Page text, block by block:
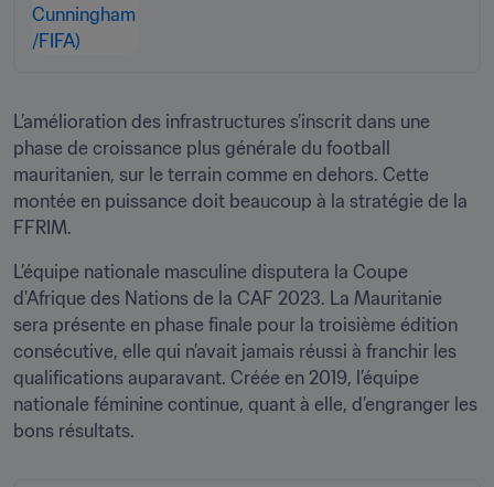
L’amélioration des infrastructures s’inscrit dans une
phase de croissance plus générale du football
mauritanien, sur le terrain comme en dehors. Cette
montée en puissance doit beaucoup à la stratégie de la
FFRIM.
L’équipe nationale masculine disputera la Coupe
d'Afrique des Nations de la CAF 2023. La Mauritanie
sera présente en phase finale pour la troisième édition
consécutive, elle qui n’avait jamais réussi à franchir les
qualifications auparavant. Créée en 2019, l’équipe
nationale féminine continue, quant à elle, d’engranger les
bons résultats.